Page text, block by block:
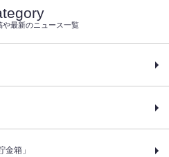
や最新のニュース一覧
箱」